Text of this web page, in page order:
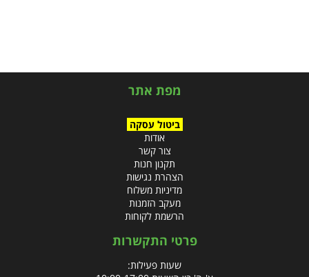
מפת אתר
ביטול עסקה
אודות
צור קשר
תקנון חנות
הצהרת נגישות
מדיניות משלוח
מעקב הזמנות
הרשמת לקוחות
פרטי התקשרות
שעות פעילות: